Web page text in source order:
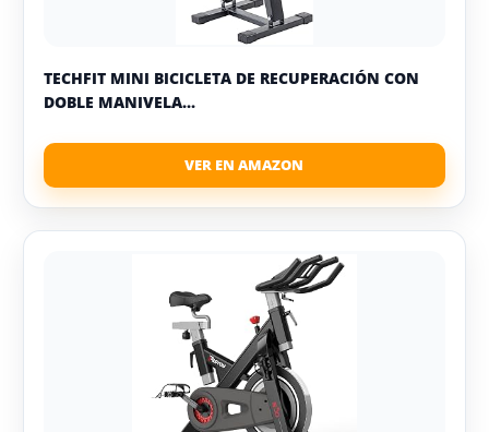
TECHFIT MINI BICICLETA DE RECUPERACIÓN CON
DOBLE MANIVELA...